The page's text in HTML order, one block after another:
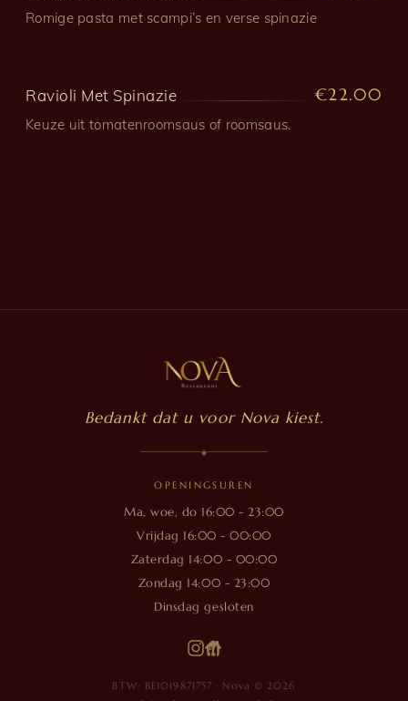
Romige pasta met scampi’s en verse spinazie
Ravioli Met Spinazie €22.00
Keuze uit tomatenroomsaus of roomsaus.
Bedankt dat u voor Nova kiest.
◆
OPENINGSUREN
Ma, woe, do 16:00 - 23:00
Vrijdag 16:00 - 00:00
Zaterdag 14:00 - 00:00
Zondag 14:00 - 23:00
Dinsdag gesloten
BTW: BE1019871757 · Nova © 2026